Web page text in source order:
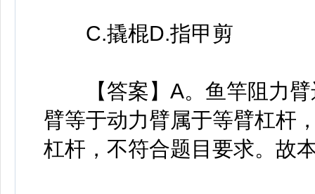
C.撬棍D.指甲剪
【答案】A。鱼竿阻力臂
臂等于动力臂属于等臂杠杆
杠杆，不符合题目要求。故